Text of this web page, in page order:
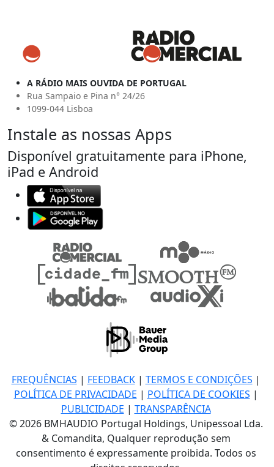
A RÁDIO MAIS OUVIDA DE PORTUGAL
Rua Sampaio e Pina n° 24/26
1099-044 Lisboa
Instale as nossas Apps
Disponível gratuitamente para iPhone,
iPad e Android
FREQUÊNCIAS | FEEDBACK| TERMOS E CONDIÇÕES |
POLÍTICA DE PRIVACIDADE | POLÍTICA DE COOKIES |
PUBLICIDADE | TRANSPARÊNCIA
© 2026 BMHAUDIO Portugal Holdings, Unipessoal Lda.
& Comandita, Qualquer reprodução sem
consentimento é expressamente proibida. Todos os